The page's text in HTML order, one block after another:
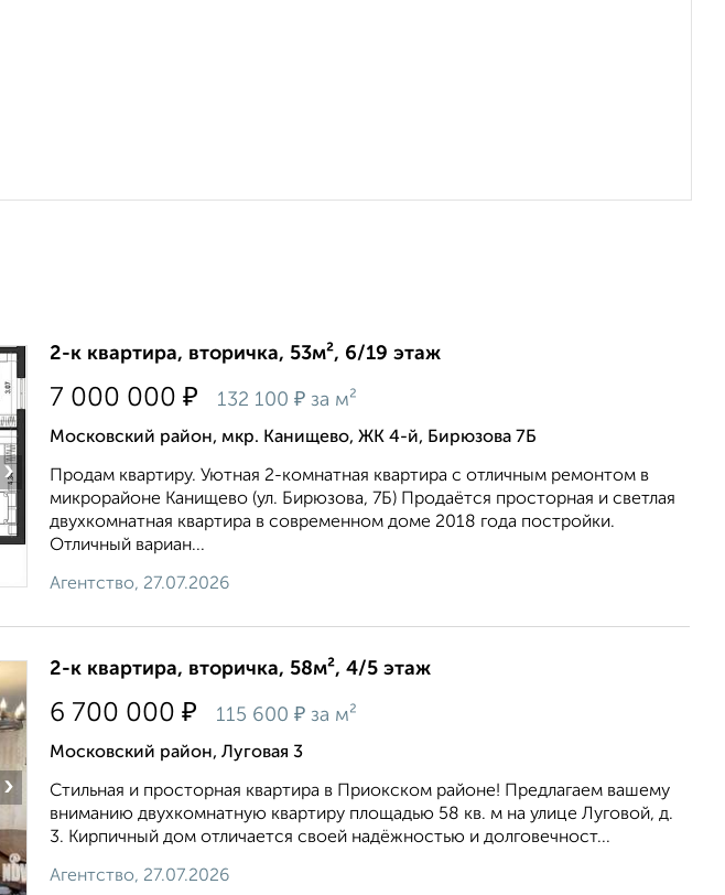
›
2-к квартира, вторичка, 53м², 6/19 этаж
7 000 000 ₽ 132 100 ₽ за м²
Московский район, мкр. Канищево, ЖК 4-й, Бирюзова 7Б
Продам квартиру. Уютная 2-комнатная квартира с отличным ремонтом в
микрорайоне Канищево (ул. Бирюзова, 7Б) Продаётся просторная и светлая
двухкомнатная квартира в современном доме 2018 года постройки.
Отличный вариан...
Агентство, 27.07.2026
›
2-к квартира, вторичка, 58м², 4/5 этаж
6 700 000 ₽ 115 600 ₽ за м²
Московский район, Луговая 3
Стильная и просторная квартира в Приокском районе! Предлагаем вашему
вниманию двухкомнатную квартиру площадью 58 кв. м на улице Луговой, д.
3. Кирпичный дом отличается своей надёжностью и долговечност...
Агентство, 27.07.2026